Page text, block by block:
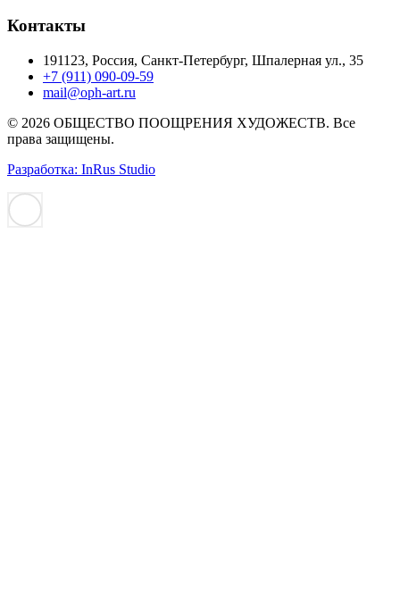
Контакты
191123, Россия, Санкт-Петербург, Шпалерная ул., 35
+7 (911) 090-09-59
mail@oph-art.ru
© 2026 ОБЩЕСТВО ПООЩРЕНИЯ ХУДОЖЕСТВ. Все
права защищены.
Разработка: InRus Studio